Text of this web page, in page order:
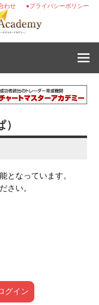
●プライバシーポリシー
わせ
となっています。
さい。